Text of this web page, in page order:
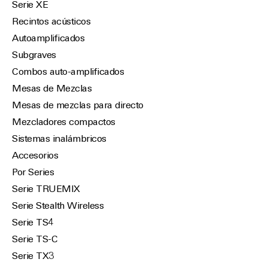
Serie XE
Recintos acústicos
Autoamplificados
Subgraves
Combos auto-amplificados
Mesas de Mezclas
Mesas de mezclas para directo
Mezcladores compactos
Sistemas inalámbricos
Accesorios
Por Series
Serie TRUEMIX
Serie Stealth Wireless
Serie TS4
Serie TS-C
Serie TX3